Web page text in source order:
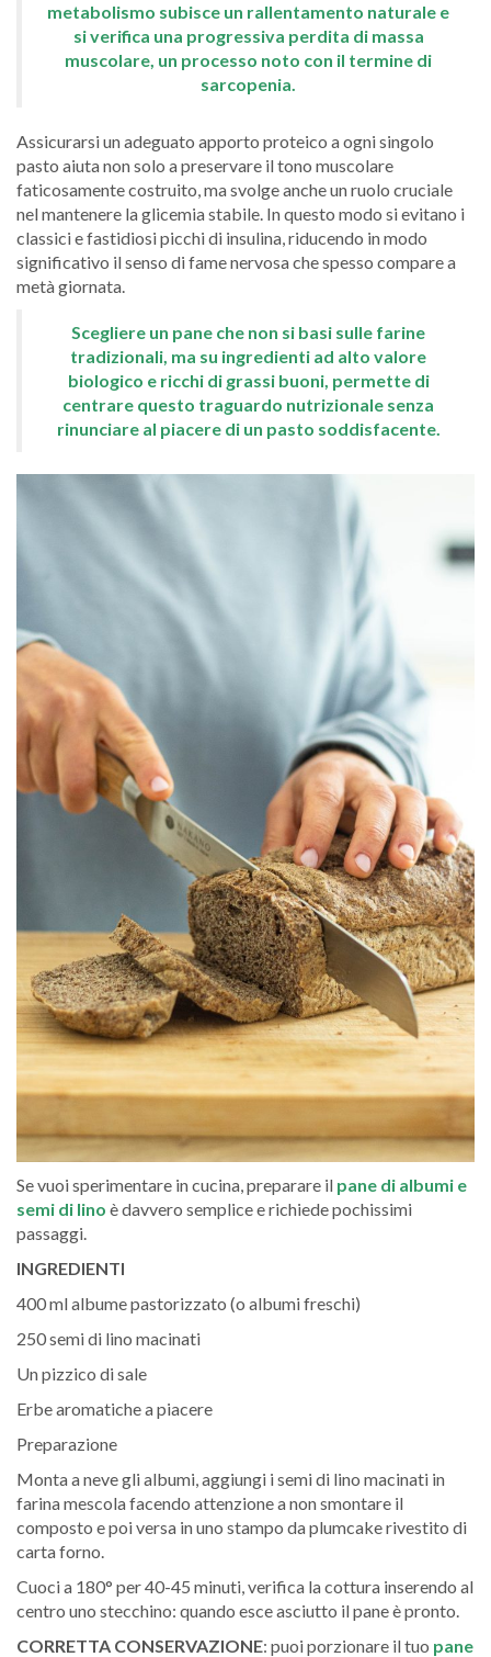
metabolismo subisce un rallentamento naturale e
si verifica una progressiva perdita di massa
muscolare, un processo noto con il termine di
sarcopenia.
Assicurarsi un adeguato apporto proteico a ogni singolo
pasto aiuta non solo a preservare il tono muscolare
faticosamente costruito, ma svolge anche un ruolo cruciale
nel mantenere la glicemia stabile. In questo modo si evitano i
classici e fastidiosi picchi di insulina, riducendo in modo
significativo il senso di fame nervosa che spesso compare a
metà giornata.
Scegliere un pane che non si basi sulle farine
tradizionali, ma su ingredienti ad alto valore
biologico e ricchi di grassi buoni, permette di
centrare questo traguardo nutrizionale senza
rinunciare al piacere di un pasto soddisfacente.
Se vuoi sperimentare in cucina, preparare il pane di albumi e
semi di lino è davvero semplice e richiede pochissimi
passaggi.
INGREDIENTI
400 ml albume pastorizzato (o albumi freschi)
250 semi di lino macinati
Un pizzico di sale
Erbe aromatiche a piacere
Preparazione
Monta a neve gli albumi, aggiungi i semi di lino macinati in
farina mescola facendo attenzione a non smontare il
composto e poi versa in uno stampo da plumcake rivestito di
carta forno.
Cuoci a 180° per 40-45 minuti, verifica la cottura inserendo al
centro uno stecchino: quando esce asciutto il pane è pronto.
CORRETTA CONSERVAZIONE: puoi porzionare il tuo pane